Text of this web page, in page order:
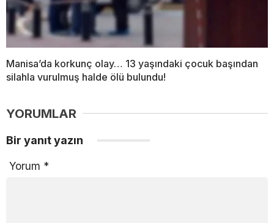
Manisa’da korkunç olay… 13 yaşındaki çocuk başından
silahla vurulmuş halde ölü bulundu!
YORUMLAR
Bir yanıt yazın
Yorum *